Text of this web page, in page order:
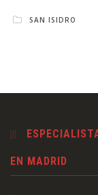
SAN ISIDRO
EN MADRID